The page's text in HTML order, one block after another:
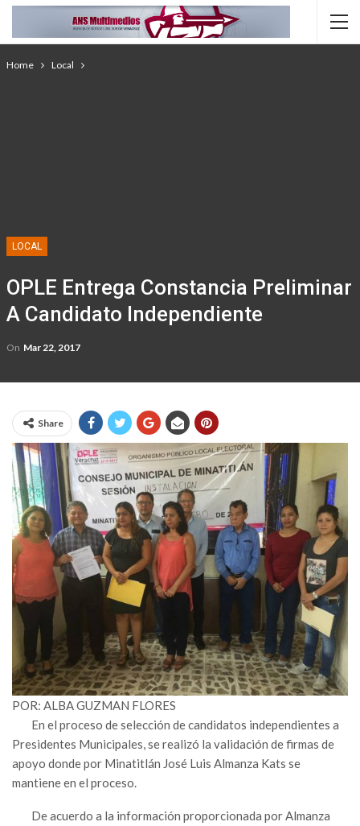
Home Local
LOCAL
​OPLE Entrega Constancia Preliminar
A Candidato Independiente
On Mar 22, 2017
Share
POR: ALBA GUZMAN FLORES
En el proceso de selección de candidatos independientes a
Presidentes Municipales, se realizó la validación de firmas de
apoyo donde por Minatitlán José Luis Almanza Kats se
mantiene en el proceso.
De acuerdo a la información proporcionada por Almanza